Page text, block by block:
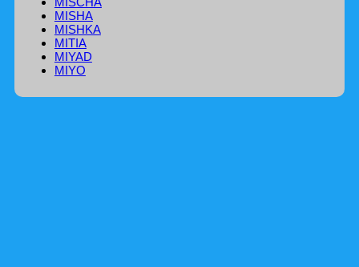
MISHA
MISHKA
MITIA
MIYAD
MIYO